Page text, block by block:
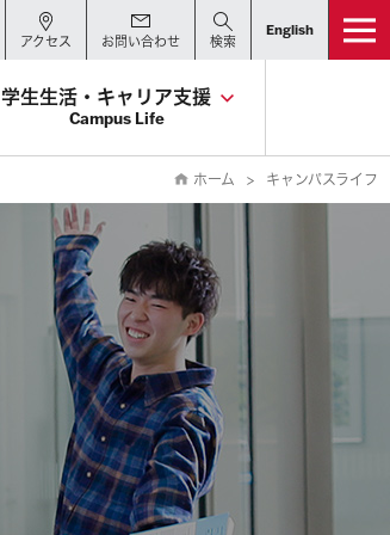
アクセス お問い合わせ 検索
English
学生生活・キャリア支援
Campus Life
ホーム キャンパスライフ